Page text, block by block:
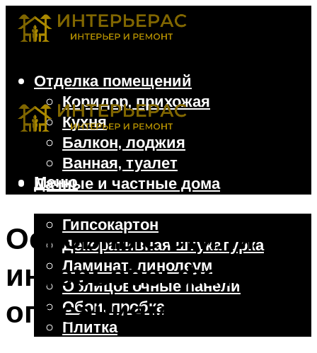
Отделка помещений
Коридор, прихожая
Кухня
Балкон, лоджия
Ванная, туалет
Дачные и частные дома
Гипсокартон
Декоративная штукатурка
Ламинат, линолеум
Облицовочные панели
Обои, пробка
Плитка
Меню
Основные стили в
интерьере: фото с
описаниями